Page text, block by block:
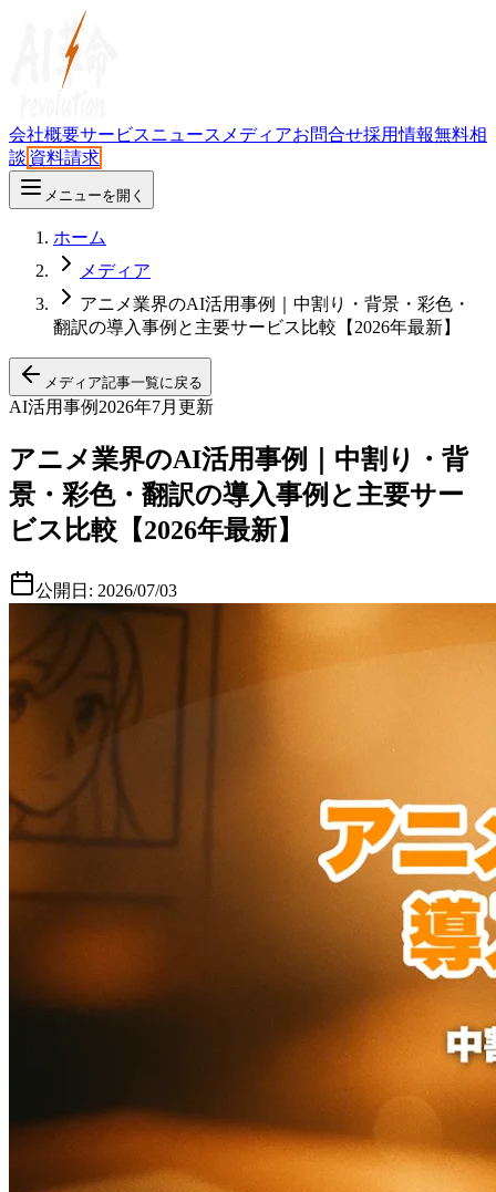
会社概要サービスニュース メディアお問合せ採用情報無料相
談 資料請求
メニューを開く
ホーム
メディア
アニメ業界のAI活用事例｜中割り・背景・彩色・
翻訳の導入事例と主要サービス比較【2026年最新】
メディア記事一覧に戻る
AI活用事例 2026年7月更新
アニメ業界のAI活用事例｜中割り・背
景・彩色・翻訳の導入事例と主要サー
ビス比較【2026年最新】
公開日: 2026/07/03